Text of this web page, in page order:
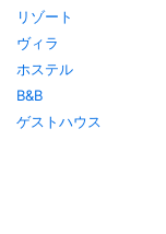
リゾート
ヴィラ
ホステル
B&B
ゲストハウス